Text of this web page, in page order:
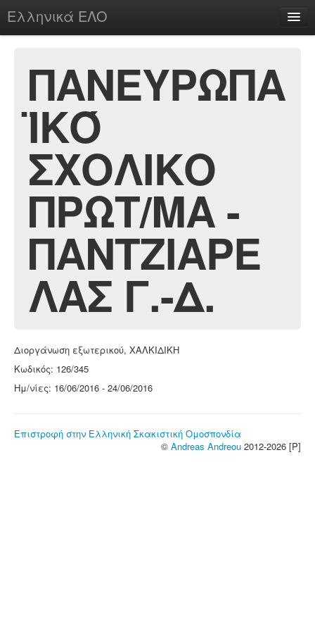
Ελληνικά ΕΛΟ
chesstu.be @ discord
Login
ΠΑΝΕΥΡΩΠΑ
ΪΚΌ
ΣΧΟΛΙΚΟ
ΠΡΩΤ/ΜΑ -
ΠΑΝΤΖΙΑΡΕ
ΛΑΣ Γ.-Δ.
Διοργάνωση εξωτερικού, ΧΑΛΚΙΔΙΚΗ
Κωδικός: 126/345
Ημ/νίες: 16/06/2016 - 24/06/2016
Επιστροφή στην Ελληνική Σκακιστική Ομοσπονδία
© Andreas Andreou 2012-2026 [P]